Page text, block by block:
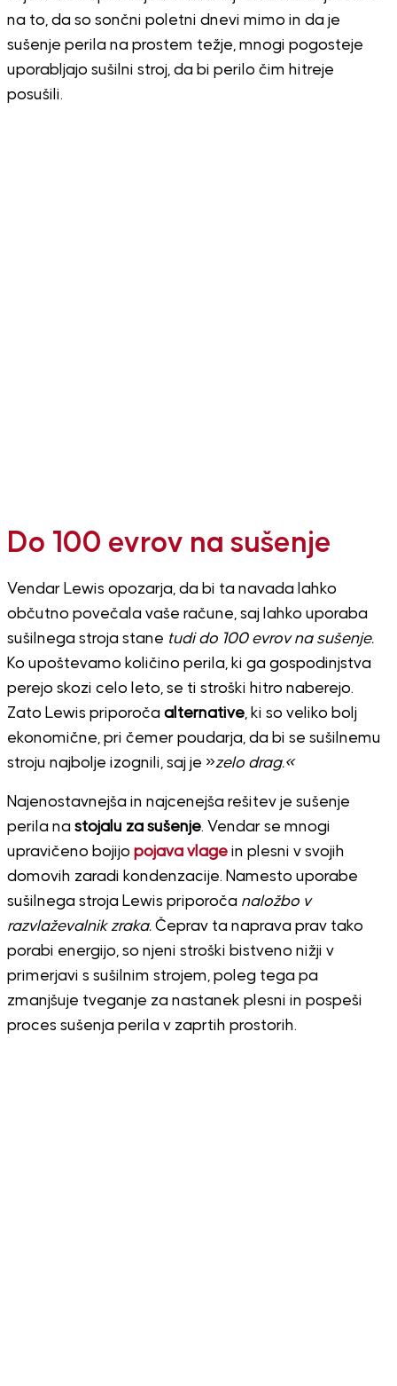
na to, da so sončni poletni dnevi mimo in da je
sušenje perila na prostem težje, mnogi pogosteje
uporabljajo sušilni stroj, da bi perilo čim hitreje
posušili.
Do 100 evrov na sušenje
Vendar Lewis opozarja, da bi ta navada lahko
občutno povečala vaše račune, saj lahko uporaba
sušilnega stroja stane tudi do 100 evrov na sušenje.
Ko upoštevamo količino perila, ki ga gospodinjstva
perejo skozi celo leto, se ti stroški hitro naberejo.
Zato Lewis priporoča alternative, ki so veliko bolj
ekonomične, pri čemer poudarja, da bi se sušilnemu
stroju najbolje izognili, saj je »zelo drag.«
Najenostavnejša in najcenejša rešitev je sušenje
perila na stojalu za sušenje. Vendar se mnogi
upravičeno bojijo pojava vlage in plesni v svojih
domovih zaradi kondenzacije. Namesto uporabe
sušilnega stroja Lewis priporoča naložbo v
razvlaževalnik zraka.Čeprav ta naprava prav tako
porabi energijo, so njeni stroški bistveno nižji v
primerjavi s sušilnim strojem, poleg tega pa
zmanjšuje tveganje za nastanek plesni in pospeši
proces sušenja perila v zaprtih prostorih.